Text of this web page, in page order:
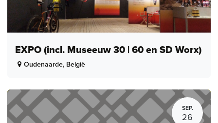
EXPO (incl. Museeuw 30 | 60 en SD Worx)
Oudenaarde, België
SEP.
26